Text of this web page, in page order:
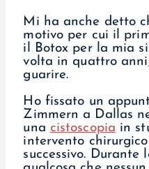
Mi ha anche detto
motivo per cui il
il Botox per la mia
volta in quattro
guarire.
Ho fissato un
Zimmern a Dallas
una cistoscopia in
intervento
successivo.